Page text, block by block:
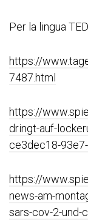
Per la lingua
https://
7487.html
https://
dringt-auf-
ce3dec18-
https://
news-am-
sars-cov-2-und-